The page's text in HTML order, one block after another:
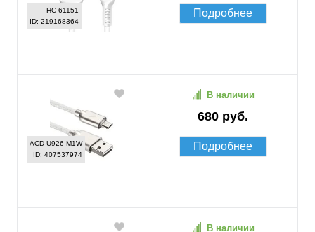
HC-61151
ID: 219168364
Подробнее
ACD-U926-M1W
ID: 407537974
680 руб.
В наличии
Подробнее
В наличии